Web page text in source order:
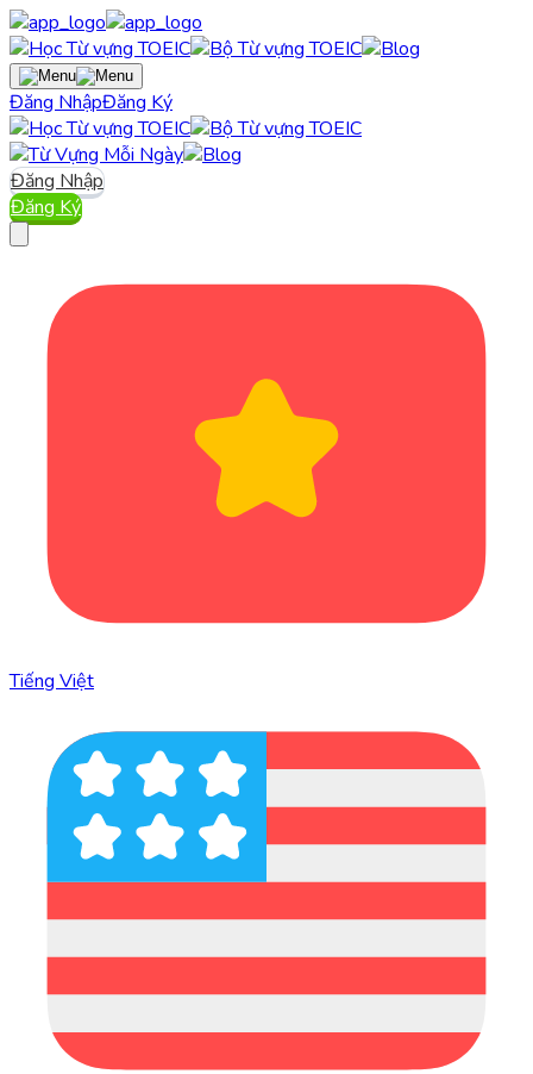
Đăng NhậpĐăng Ký
Đăng Nhập
Đăng Ký
Tiếng Việt